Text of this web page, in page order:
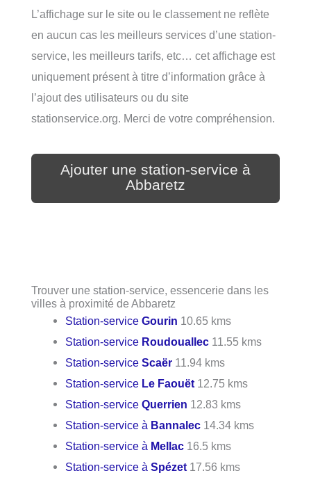
L’affichage sur le site ou le classement ne reflète
en aucun cas les meilleurs services d’une station-
service, les meilleurs tarifs, etc… cet affichage est
uniquement présent à titre d’information grâce à
l’ajout des utilisateurs ou du site
stationservice.org. Merci de votre compréhension.
Ajouter une station-service à
Abbaretz
Trouver une station-service, essencerie dans les
villes à proximité de Abbaretz
Station-serviceGourin 10.65 kms
Station-service Roudouallec 11.55 kms
Station-serviceScaër 11.94 kms
Station-service Le Faouët 12.75 kms
Station-serviceQuerrien 12.83 kms
Station-service à Bannalec 14.34 kms
Station-service à Mellac 16.5 kms
Station-service àSpézet 17.56 kms